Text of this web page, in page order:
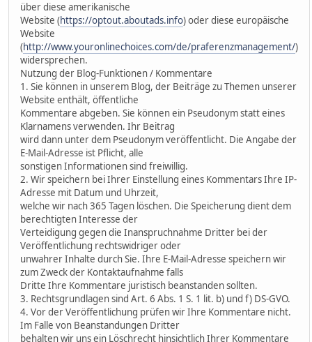
über diese amerikanische
Website (https://optout.aboutads.info) oder diese europäische
Website
(http://www.youronlinechoices.com/de/praferenzmanagement/)
widersprechen.
Nutzung der Blog-Funktionen / Kommentare
1. Sie können in unserem Blog, der Beiträge zu Themen unserer
Website enthält, öffentliche
Kommentare abgeben. Sie können ein Pseudonym statt eines
Klarnamens verwenden. Ihr Beitrag
wird dann unter dem Pseudonym veröffentlicht. Die Angabe der
E-Mail-Adresse ist Pflicht, alle
sonstigen Informationen sind freiwillig.
2. Wir speichern bei Ihrer Einstellung eines Kommentars Ihre IP-
Adresse mit Datum und Uhrzeit,
welche wir nach 365 Tagen löschen. Die Speicherung dient dem
berechtigten Interesse der
Verteidigung gegen die Inanspruchnahme Dritter bei der
Veröffentlichung rechtswidriger oder
unwahrer Inhalte durch Sie. Ihre E-Mail-Adresse speichern wir
zum Zweck der Kontaktaufnahme falls
Dritte Ihre Kommentare juristisch beanstanden sollten.
3. Rechtsgrundlagen sind Art. 6 Abs. 1 S. 1 lit. b) und f) DS-GVO.
4. Vor der Veröffentlichung prüfen wir Ihre Kommentare nicht.
Im Falle von Beanstandungen Dritter
behalten wir uns ein Löschrecht hinsichtlich Ihrer Kommentare